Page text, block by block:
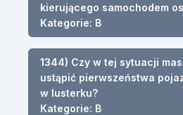
kierującego samochodem
Kategorie: B
1344) Czy w tej sytuacji
ustąpić pierwszeństwa
w lusterku?
Kategorie: B